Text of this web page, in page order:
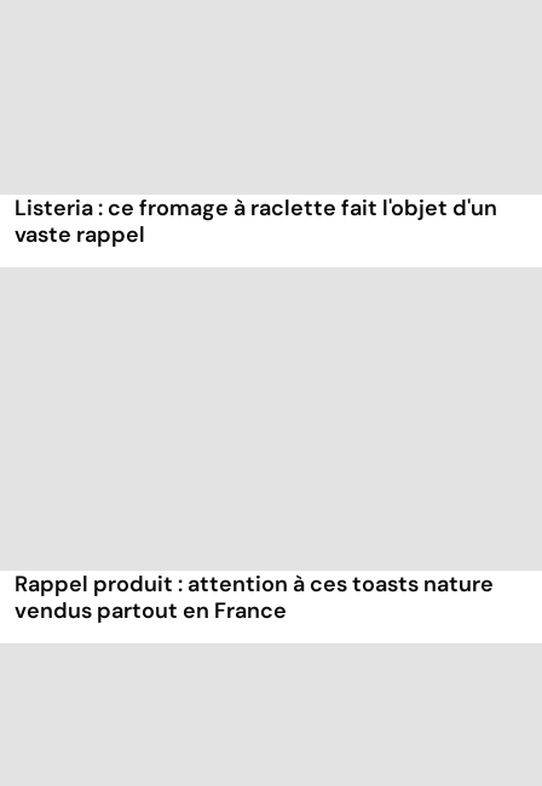
Listeria : ce fromage à raclette fait l'objet d'un
vaste rappel
Rappel produit : attention à ces toasts nature
vendus partout en France